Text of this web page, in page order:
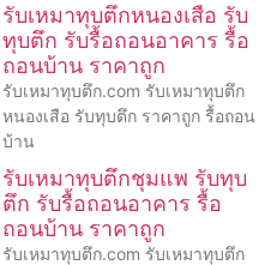
รับเหมาทุบตึกหนองเสือ รับ
ทุบตึก รับรื้อถอนอาคาร รื้อ
ถอนบ้าน ราคาถูก
รับเหมาทุบตึก.com รับเหมาทุบตึก
หนองเสือ รับทุบตึก ราคาถูก รื้อถอน
บ้าน
รับเหมาทุบตึกชุมแพ รับทุบ
ตึก รับรื้อถอนอาคาร รื้อ
ถอนบ้าน ราคาถูก
รับเหมาทุบตึก.com รับเหมาทุบตึก